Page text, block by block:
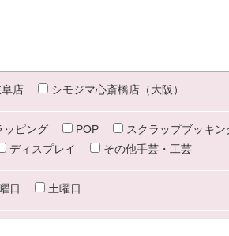
店 シモジマ心斎橋店（大阪）
ッピング POP
スクラップブッキン
ディスプレイ その他手芸・工芸
日 土曜日